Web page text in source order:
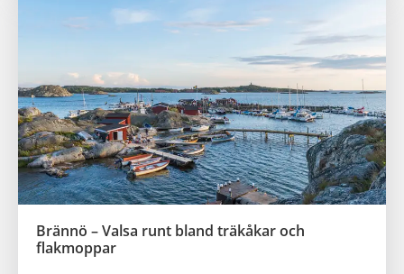
Brännö – Valsa runt bland träkåkar och
flakmoppar